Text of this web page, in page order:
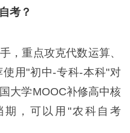
考？
，重点攻克代数运算、
用"初中-专科-本科"对
大学MOOC补修高中核
期，可以用"农科自考